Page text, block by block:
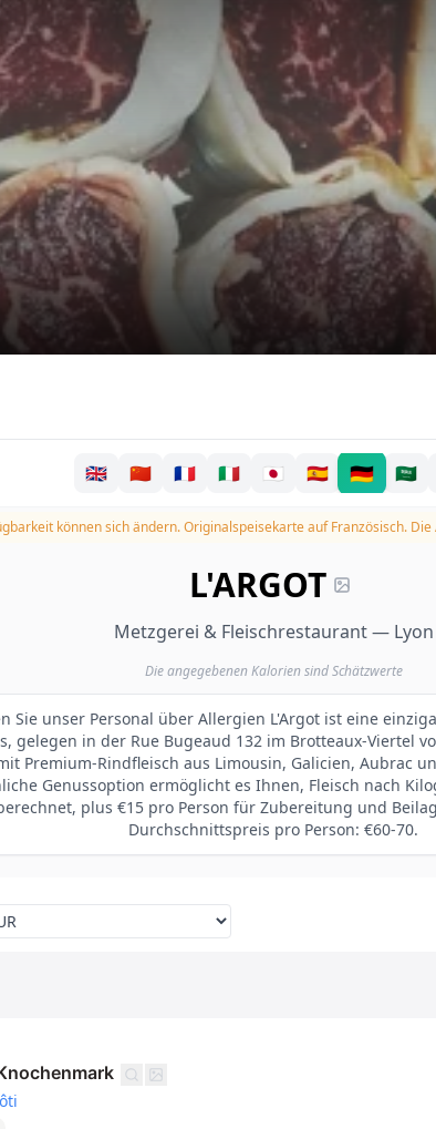
🇬🇧 🇨🇳 🇫🇷 🇮🇹 🇯🇵 🇪🇸 🇩🇪 🇸🇦
können sich ändern.Originalspeisekarte auf Französisch.
L'ARGOT
Metzgerei & Fleischrestaurant — Lyon
Die angegebenen Kalorien sind Schätzwerte
Sie unser Personal über Allergien L'Argot ist eine
gelegen in der Rue Bugeaud 132 im Brotteaux-Viertel
Premium-Rindfleisch aus Limousin, Galicien, Aubrac
Genussoption ermöglicht es Ihnen, Fleisch nach
plus €15 pro Person für Zubereitung und
Durchschnittspreis pro Person: €60-70.